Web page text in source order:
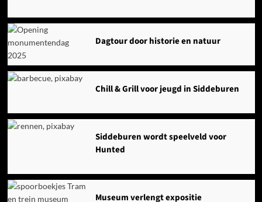
Dagtour door historie en natuur
Chill & Grill voor jeugd in Siddeburen
Siddeburen wordt speelveld voor
Hunted
Museum verlengt expositie